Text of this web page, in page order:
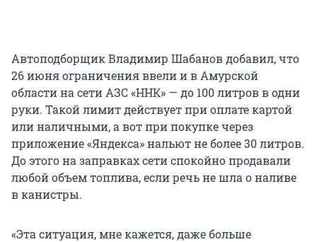
Автоподборщик Владимир Шабанов добавил, что
26 июня ограничения ввели и в Амурской
области на сети АЗС «ННК» — до 100 литров в одни
руки. Такой лимит действует при оплате картой
или наличными, а вот при покупке через
приложение «Яндекса» нальют не более 30 литров.
До этого на заправках сети спокойно продавали
любой объем топлива, если речь не шла о наливе
в канистры.
«Эта ситуация, мне кажется, даже больше